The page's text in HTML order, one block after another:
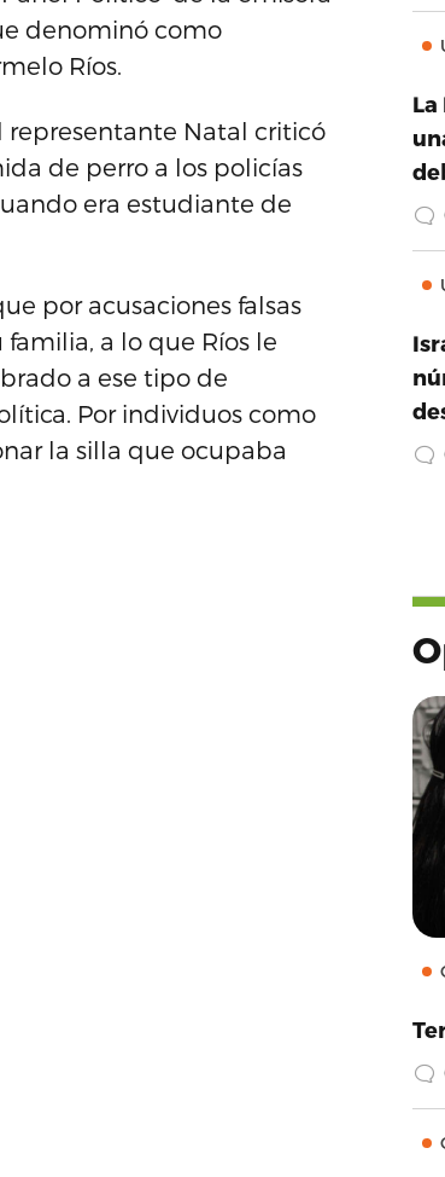
denominó como
Ríos.
representante Natal criticó
de perro a los policías
era estudiante de
por acusaciones falsas
a lo que Ríos le
a ese tipo de
Por individuos como
la silla que ocupaba